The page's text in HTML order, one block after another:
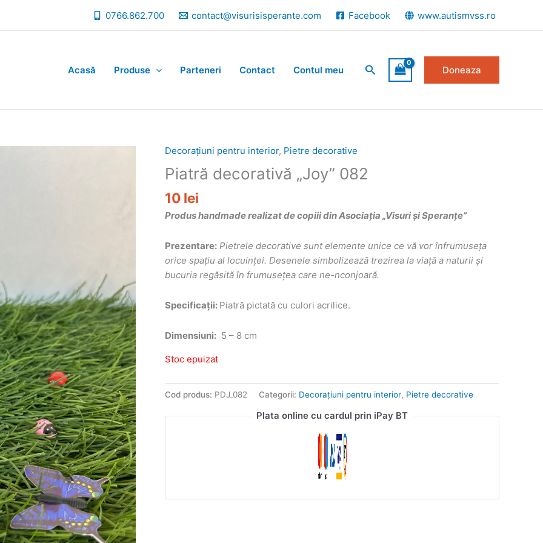
0766.862.700 contact@visurisisperante.com Facebook www.autismvss.ro
Acasă Produse Parteneri Contact Contul meu Search Doneaza
Decorațiuni pentru interior, Pietre decorative
Piatră decorativă „Joy” 082
10 lei
Produs handmade realizat de copiii din Asociația „Visuri și Speranțe”
Prezentare: Pietrele decorative sunt elemente unice ce vă vor înfrumuseța
orice spațiu al locuinței. Desenele simbolizează trezirea la viață a naturii și
bucuria regăsită în frumusețea care ne-nconjoară.
Specificații: Piatră pictată cu culori acrilice.
Dimensiuni: 5 – 8 cm
Stoc epuizat
Cod produs: PDJ_082 Categorii: Decorațiuni pentru interior, Pietre decorative
Plata online cu cardul prin iPay BT